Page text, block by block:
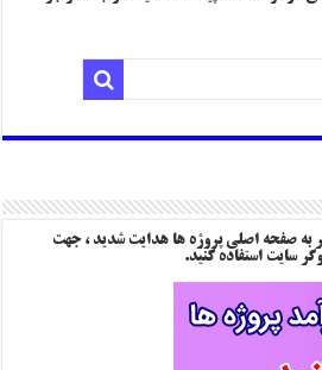
به صفحه اصلی پروژه ها هدایت شدید ، جهت
سایت استفاده کنید.